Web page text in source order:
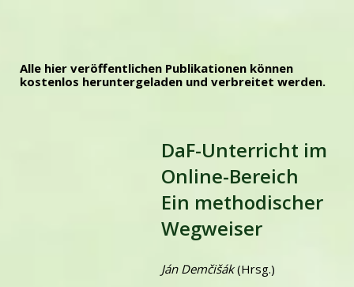
Alle hier veröffentlichen Publikationen können
kostenlos heruntergeladen und verbreitet werden.
DaF-Unterricht im
Online-Bereich
Ein methodischer
Wegweiser
Ján Demčišák(Hrsg.)